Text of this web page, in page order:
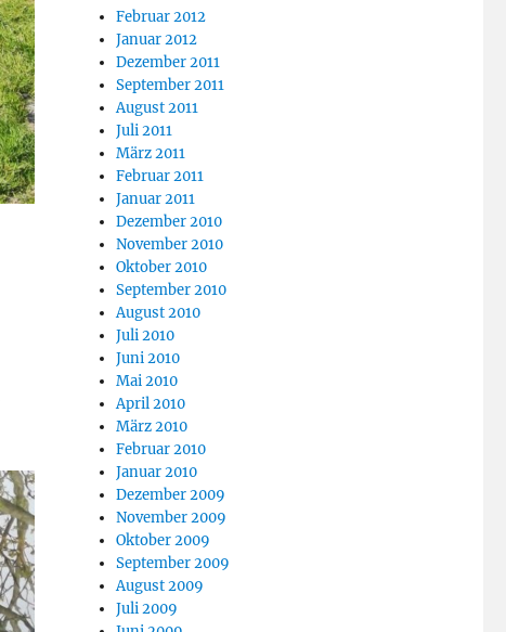
Februar 2012
Januar 2012
Dezember 2011
September 2011
August 2011
Juli 2011
März 2011
Februar 2011
Januar 2011
Dezember 2010
November 2010
Oktober 2010
September 2010
August 2010
Juli 2010
Juni 2010
Mai 2010
April 2010
März 2010
Februar 2010
Januar 2010
Dezember 2009
November 2009
Oktober 2009
September 2009
August 2009
Juli 2009